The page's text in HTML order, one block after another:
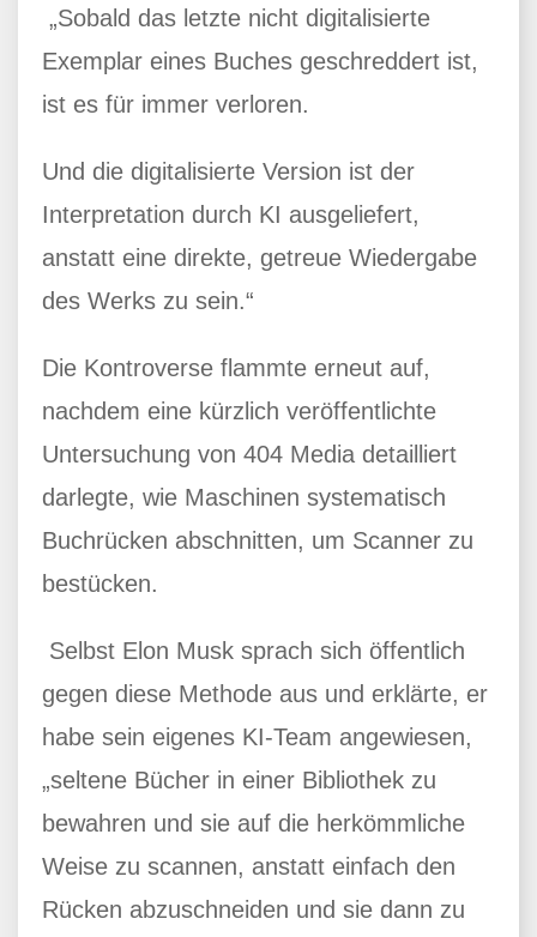
„Sobald das letzte nicht digitalisierte
Exemplar eines Buches geschreddert ist,
ist es für immer verloren.
Und die digitalisierte Version ist der
Interpretation durch KI ausgeliefert,
anstatt eine direkte, getreue Wiedergabe
des Werks zu sein.“
Die Kontroverse flammte erneut auf,
nachdem eine kürzlich veröffentlichte
Untersuchung von 404 Media detailliert
darlegte, wie Maschinen systematisch
Buchrücken abschnitten, um Scanner zu
bestücken.
Selbst Elon Musk sprach sich öffentlich
gegen diese Methode aus und erklärte, er
habe sein eigenes KI-Team angewiesen,
„seltene Bücher in einer Bibliothek zu
bewahren und sie auf die herkömmliche
Weise zu scannen, anstatt einfach den
Rücken abzuschneiden und sie dann zu